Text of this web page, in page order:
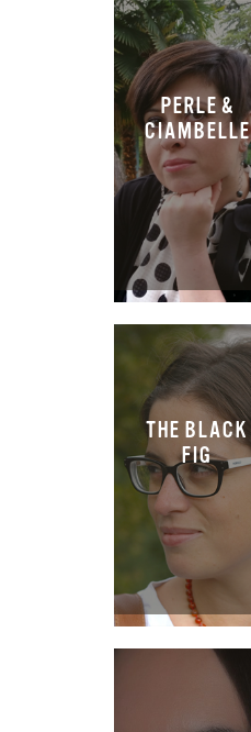
PERLE &
CIAMBELLE
THE BLACK
FIG